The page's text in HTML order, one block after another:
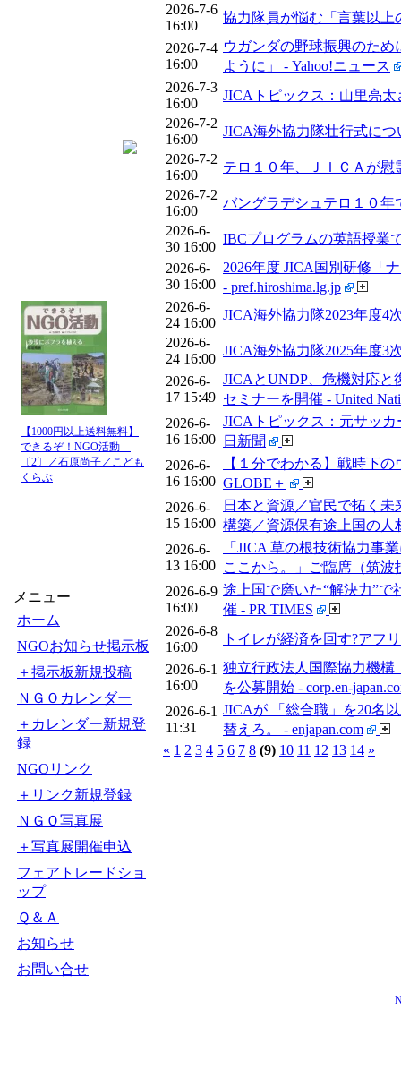
【1000円以上送料無料】
できるぞ！NGO活動
〔2〕／石原尚子／こども
くらぶ
メニュー
ホーム
NGOお知らせ掲示板
＋掲示板新規投稿
ＮＧＯカレンダー
＋カレンダー新規登
録
NGOリンク
＋リンク新規登録
ＮＧＯ写真展
＋写真展開催申込
フェアトレードショ
ップ
Ｑ＆Ａ
お知らせ
お問い合せ
2026-7-6
16:00
協力隊員が悩む「言葉以上
2026-7-4
16:00
ウガンダの野球振興のた
ように」 - Yahoo!ニュース
2026-7-3
16:00
JICAトピックス：山里亮
2026-7-2
16:00
JICA海外協力隊壮行式につ
2026-7-2
16:00
テロ１０年、ＪＩＣＡが
2026-7-2
16:00
バングラデシュテロ１０年
2026-6-
30 16:00
IBCプログラムの英語授業
2026-6-
30 16:00
2026年度 JICA国別研修「
- pref.hiroshima.lg.jp
2026-6-
24 16:00
JICA海外協力隊2023年度4
2026-6-
24 16:00
JICA海外協力隊2025年度3
2026-6-
17 15:49
JICAとUNDP、危機対応と
セミナーを開催 - United
2026-6-
16 16:00
JICAトピックス：元サッ
日新聞
2026-6-
16 16:00
【１分でわかる】戦時下
GLOBE＋
2026-6-
15 16:00
日本と資源／官民で拓く
構築／資源保有途上国の人
2026-6-
13 16:00
「JICA 草の根技術協力事
ここから。」ご臨席（筑波
2026-6-9
16:00
途上国で磨いた“解決力”
催 - PR TIMES
2026-6-8
16:00
トイレが経済を回す?アフ
2026-6-1
16:00
独立行政法人国際協力機
を公募開始 - corp.en-
2026-6-1
11:31
JICAが 「総合職」を20名
替えろ。 - enjapan.com
« 1 2 3 4 5 6 7 8 (9) 10 11 12 13 14 »